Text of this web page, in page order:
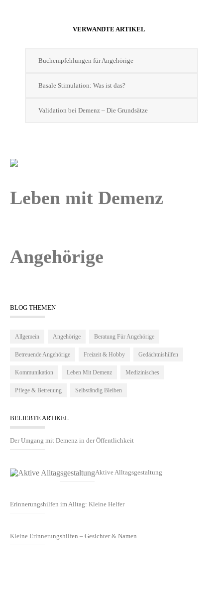
VERWANDTE ARTIKEL
Buchempfehlungen für Angehörige
Basale Stimulation: Was ist das?
Validation bei Demenz – Die Grundsätze
Leben mit Demenz
Angehörige
BLOG THEMEN
Allgemein Angehörige Beratung Für Angehörige
Betreuende Angehörige Freizeit & Hobby Gedächtnishilfen
Kommunikation Leben Mit Demenz Medizinisches
Pflege & Betreuung Selbständig Bleiben
BELIEBTE ARTIKEL
Der Umgang mit Demenz in der Öffentlichkeit
Aktive Alltagsgestaltung
Erinnerungshilfen im Alltag: Kleine Helfer
Kleine Erinnerungshilfen – Gesichter & Namen